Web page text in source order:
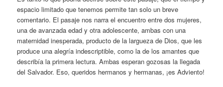
espacio limitado que tenemos permite tan solo un breve
comentario. El pasaje nos narra el encuentro entre dos mujeres,
una de avanzada edad y otra adolescente, ambas con una
maternidad inesperada, producto de la largueza de Dios, que les
produce una alegría indescriptible, como la de los amantes que
describía la primera lectura. Ambas esperan gozosas la llegada
del Salvador. Eso, queridos hermanos y hermanas, ¡es Adviento!